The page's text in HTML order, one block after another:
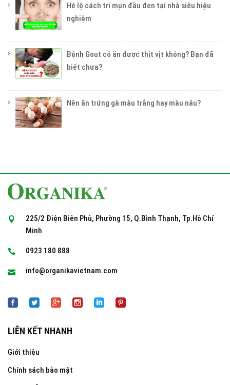
Hé lộ cách trị mụn đầu đen tại nhà siêu hiệu
nghiệm
Bệnh Gout có ăn được thịt vịt không? Bạn đã
biết chưa?
Nên ăn trứng gà màu trắng hay màu nâu?
225/2 Điện Biên Phủ, Phường 15, Q.Bình Thạnh, Tp.Hồ Chí
Minh
0923 180 888
info@organikavietnam.com
LIÊN KẾT NHANH
Giới thiệu
Chính sách bảo mật